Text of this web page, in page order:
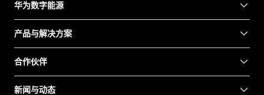
华为数字能源
产品与解决方案
合作伙伴
新闻与动态